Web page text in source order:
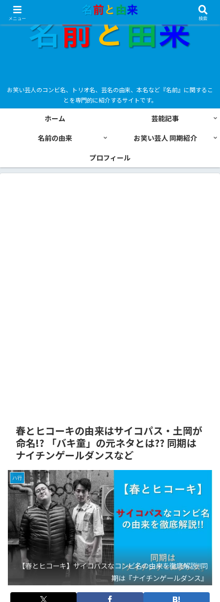
お笑い芸人のコンビ名、トリオ名、芸名の由来、本名など『名前』に関するこ
とを専門的に紹介するサイトです。
ホーム
芸能記事
名前の由来
お笑い芸人 同期紹介
プロフィール
春とヒコーキの由来はサイコパス・土岡が
命名!? 「バキ童」の元ネタとは?? 同期は
ナイチンゲールダンスなど
ハ行
【春とヒコーキ】サイコパスなコンビ名の由来を徹底解説!!同
期は『ナイチンゲールダンス』
メニュー 検索